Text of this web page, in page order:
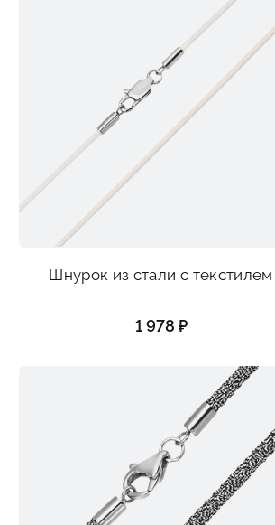
Шнурок из стали с текстилем
1 978 ₽